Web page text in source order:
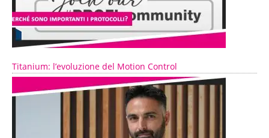
Titanium: l’evoluzione del Motion Control